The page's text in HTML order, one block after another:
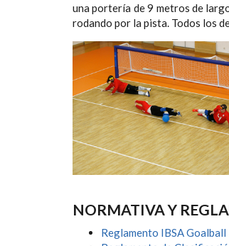
una portería de 9 metros de
rodando por la pista. Todos los
NORMATIVA Y
Reglamento IBSA